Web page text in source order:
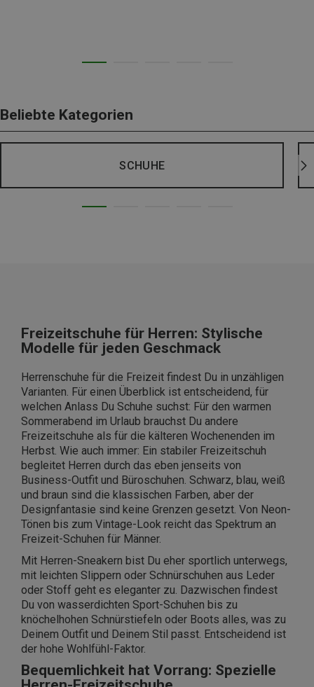
Beliebte Kategorien
SCHUHE
Freizeitschuhe für Herren: Stylische
Modelle für jeden Geschmack
Herrenschuhe für die Freizeit findest Du in unzähligen
Varianten. Für einen Überblick ist entscheidend, für
welchen Anlass Du Schuhe suchst: Für den warmen
Sommerabend im Urlaub brauchst Du andere
Freizeitschuhe als für die kälteren Wochenenden im
Herbst. Wie auch immer: Ein stabiler Freizeitschuh
begleitet Herren durch das eben jenseits von
Business-Outfit und Büroschuhen. Schwarz, blau, weiß
und braun sind die klassischen Farben, aber der
Designfantasie sind keine Grenzen gesetzt. Von Neon-
Tönen bis zum Vintage-Look reicht das Spektrum an
Freizeit-Schuhen für Männer.
Mit Herren-Sneakern bist Du eher sportlich unterwegs,
mit leichten Slippern oder Schnürschuhen aus Leder
oder Stoff geht es eleganter zu. Dazwischen findest
Du von wasserdichten Sport-Schuhen bis zu
knöchelhohen Schnürstiefeln oder Boots alles, was zu
Deinem Outfit und Deinem Stil passt. Entscheidend ist
der hohe Wohlfühl-Faktor.
Bequemlichkeit hat Vorrang: Spezielle